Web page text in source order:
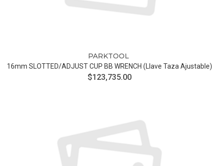
PARKTOOL
16mm SLOTTED/ADJUST CUP BB WRENCH (llave Taza Ajustable)
$123,735.00